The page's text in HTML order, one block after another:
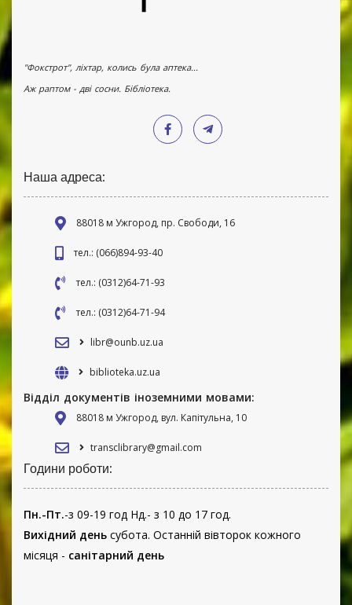
"Фокстрот", ліхтар, колись була аптека...
Аж раптом - дві сосни. Бібліотека.
Наша адреса:
88018 м Ужгород, пр. Свободи, 16
тел.: (066)894-93-40
тел.: (0312)64-71-93
тел.: (0312)64-71-94
libr@ounb.uz.ua
biblioteka.uz.ua
Відділ документів іноземними мовами:
88018 м Ужгород, вул. Капітульна, 10
transclibrary@gmail.com
Години роботи:
Пн.-Пт.-з 09-19 год Нд.- з 10 до 17 год.
Вихідний день субота. Останній вівторок кожного
місяця - санітарний день